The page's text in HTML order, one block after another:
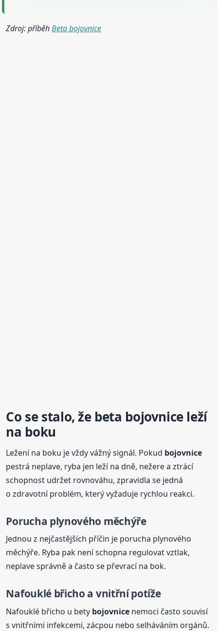
Zdroj: příběhBeta bojovnice
Co se stalo, že beta bojovniceleží
na boku
Ležení na boku je vždy vážný signál. Pokud bojovnice
pestrá neplave, ryba jen leží na dně, nežere a ztrácí
schopnost udržet rovnováhu, zpravidla se jedná
o zdravotní problém, který vyžaduje rychlou reakci.
Porucha plynového měchýře
Jednou z nejčastějších příčin je porucha plynového
měchýře. Ryba pak není schopna regulovat vztlak,
neplave správně a často se převrací na bok.
Nafouklé břicho a vnitřní potíže
Nafouklé břicho u bety bojovnice nemoci často souvisí
s vnitřními infekcemi, zácpou nebo selháváním orgánů.